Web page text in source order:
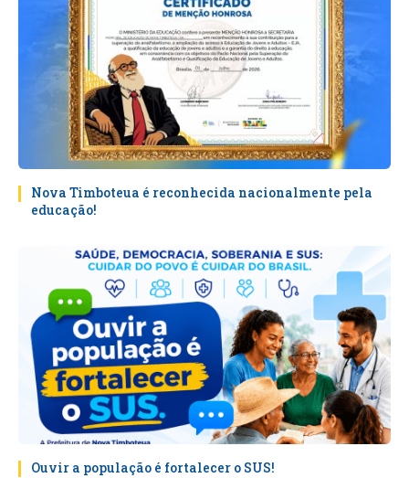
Nova Timboteua é reconhecida nacionalmente pela
educação!
Ouvir a população é fortalecer o SUS!